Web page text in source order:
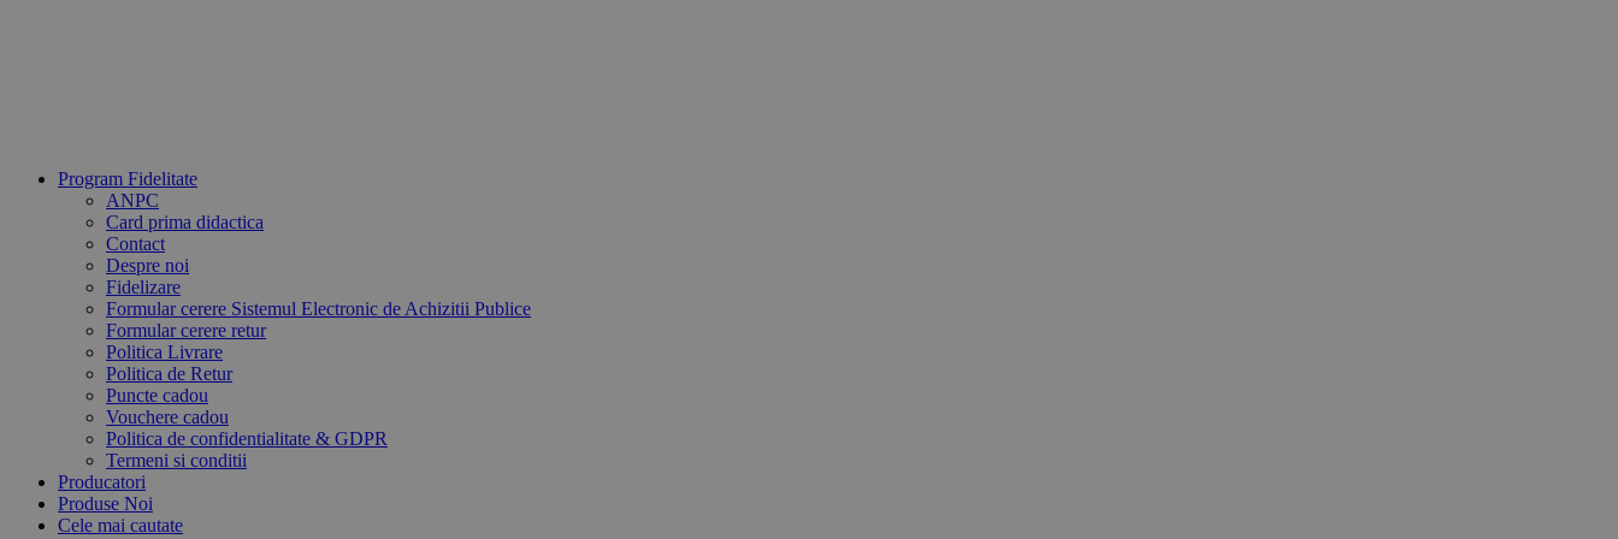
Program Fidelitate
ANPC
Card prima didactica
Contact
Despre noi
Fidelizare
Formular cerere Sistemul Electronic de Achizitii Publice
Formular cerere retur
Politica Livrare
Politica de Retur
Puncte cadou
Vouchere cadou
​Politica de confidentialitate & GDPR
​Termeni si conditii
Producatori
Produse Noi
Cele mai cautate